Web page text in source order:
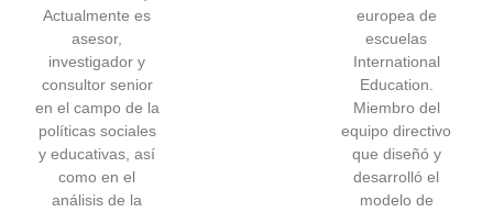
Actualmente es
asesor,
investigador y
consultor senior
en el campo de la
políticas sociales
y educativas, así
como en el
análisis de la
europea de
escuelas
International
Education.
Miembro del
equipo directivo
que diseñó y
desarrolló el
modelo de